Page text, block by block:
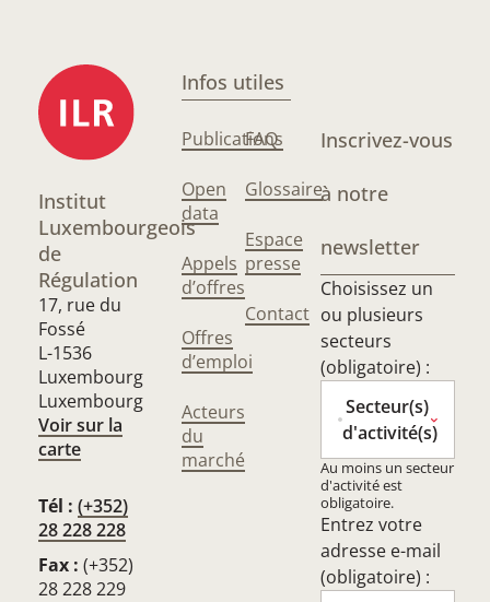
Institut
Luxembourgeois
de
Régulation
17, rue du
Fossé
L-1536
Luxembourg
Luxembourg
Voir sur la
carte
Tél : (+352)
28 228 228
Fax : (+352)
28 228 229
Infos utiles
Publications
Open
data
Appels
d’offres
Offres
d’emploi
Acteurs
du
marché
FAQ
Glossaire
Espace
presse
Contact
Inscrivez-vous
à notre
newsletter
Choisissez un
ou plusieurs
secteurs
(obligatoire) :
Secteur(s)
d'activité(s)
Au moins un secteur
d'activité est
obligatoire.
Entrez votre
adresse e-mail
(obligatoire) :